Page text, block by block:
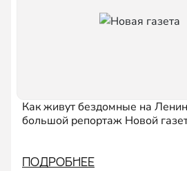
Как живут бездомные на
большой репортаж Новой
ПОДРОБНЕЕ